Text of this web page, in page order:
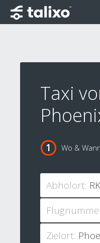
Taxi
Wo &
Abholort:
Zielort: